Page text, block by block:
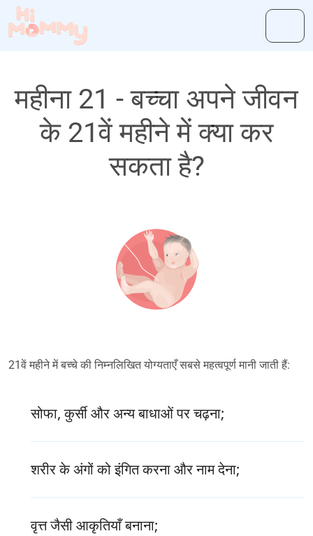
महीना 21 - बच्चा अपने जीवन
के 21वें महीने में क्या कर
सकता है?
21वें महीने में बच्चे की निम्नलिखित योग्यताएँ सबसे महत्वपूर्ण मानी जाती हैं:
सोफा, कुर्सी और अन्य बाधाओं पर चढ़ना;
शरीर के अंगों को इंगित करना और नाम देना;
वृत्त जैसी आकृतियाँ बनाना;